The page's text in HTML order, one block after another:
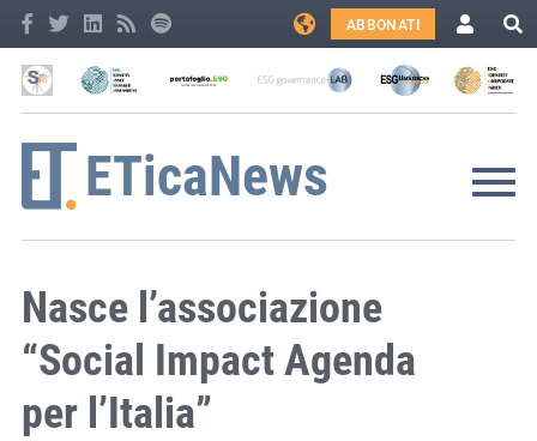
ABBONATI
Nasce l’associazione
“Social Impact Agenda
per l’Italia”